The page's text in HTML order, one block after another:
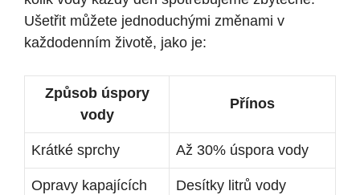
Ušetřit můžete jednoduchými změnami v
každodenním životě, jako je:
Způsob úspory
vody
Přínos
Krátké sprchy Až 30% úspora vody
Opravy kapajících
Desítky litrů vody